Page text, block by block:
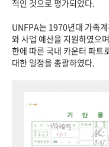
적인 것으로 평가되었다.
UNFPA는 1970년대 가족
와 사업 예산을 지원하였으
한에 따른 국내 카운터 파트
대한 일정을 총괄하였다.